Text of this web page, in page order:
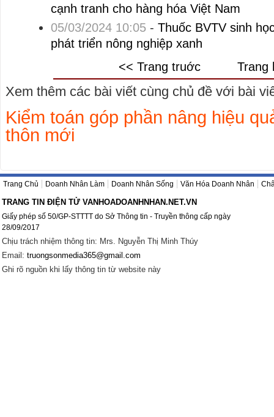
cạnh tranh cho hàng hóa Việt Nam
05/03/2024 10:05- Thuốc BVTV sinh
phát triển nông nghiệp xanh
<< Trang truớc
Trang
Xem thêm các bài viết cùng chủ đề với bài
Kiểm toán góp phần nâng hiệu
thôn mới
Trang Chủ Doanh Nhân Làm Doanh Nhân Sống Văn Hóa Doanh Nhân
TRANG TIN ĐIỆN TỬ VANHOADOANHNHAN.NET.VN
Giấy phép số 50/GP-STTTT do Sở Thông tin - Truyền thông cấp ngày
28/09/2017
Chịu trách nhiệm thông tin: Mrs. Nguyễn Thị Minh Thúy
Email: truongsonmedia365@gmail.com
Ghi rõ nguồn khi lấy thông tin từ website này